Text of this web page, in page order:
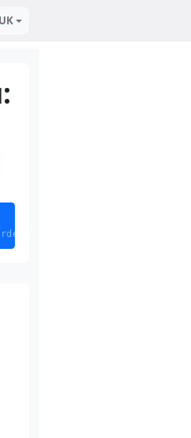
UK